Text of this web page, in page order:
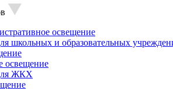
освещение
школьных и образовательных
освещение
ЖКХ